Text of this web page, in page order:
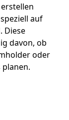
auf
Diese
davon, ob
oder